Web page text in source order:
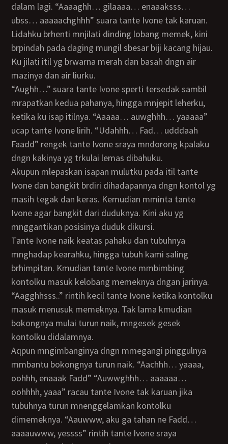
dalam lagi. “Aaaaghh… gilaaaa… enaaaksss…
ubss… aaaaachghhh” suara tante Ivone tak karuan.
Lidahku brhenti mnjilati dinding lobang memek, kini
brpindah pada daging mungil sbesar biji kacang hijau.
Ku jilati itil yg brwarna merah dan basah dngn air
mazinya dan air liurku.
“Aughh…” suara tante Ivone sperti tersedak sambil
mrapatkan kedua pahanya, hingga mnjepit leherku,
ketika ku isap itilnya. “Aaaaa… auwghhh… yaaaaa”
ucap tante Ivone lirih. “Udahhh… Fad… udddaah
Faadd” rengek tante Ivone sraya mndorong kpalaku
dngn kakinya yg trkulai lemas dibahuku.
Akupun mlepaskan isapan mulutku pada itil tante
Ivone dan bangkit brdiri dihadapannya dngn kontol yg
masih tegak dan keras. Kemudian mminta tante
Ivone agar bangkit dari duduknya. Kini aku yg
mnggantikan posisinya duduk dikursi.
Tante Ivone naik keatas pahaku dan tubuhnya
mnghadap kearahku, hingga tubuh kami saling
brhimpitan. Kmudian tante Ivone mmbimbing
kontolku masuk kelobang memeknya dngan jarinya.
“Aagghhsss..” rintih kecil tante Ivone ketika kontolku
masuk menusuk memeknya. Tak lama kmudian
bokongnya mulai turun naik, mngesek gesek
kontolku didalamnya.
Aqpun mngimbanginya dngn mmegangi pinggulnya
mmbantu bokongnya turun naik. “Aachhh… yaaaa,
oohhh, enaaak Fadd” “Auwwghhh… aaaaaa…
oohhhh, yaaa” racau tante Ivone tak karuan jika
tubuhnya turun mnenggelamkan kontolku
dimemeknya. “Aauwww, aku ga tahan ne Fadd…
aaaauwww, yessss” rintih tante Ivone sraya